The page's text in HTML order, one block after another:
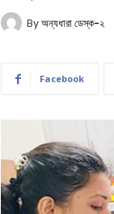
By অন্যধারা ডেস্ক-২
Facebook